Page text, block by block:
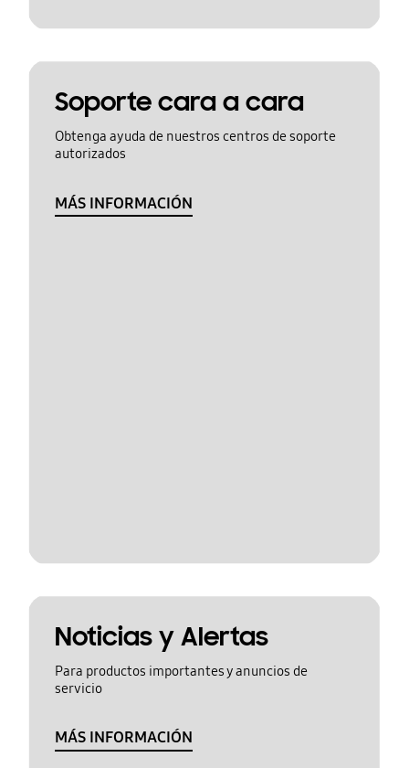
Soporte cara a cara
Obtenga ayuda de nuestros centros de soporte
autorizados
MÁS INFORMACIÓN
Noticias y Alertas
Para productos importantes y anuncios de
servicio
MÁS INFORMACIÓN